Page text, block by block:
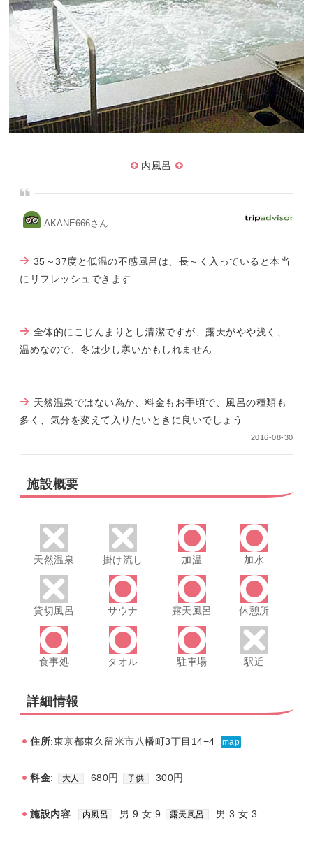
内風呂
AKANE666さん
35～37度と低温の不感風呂は、長～く入っていると本当
にリフレッシュできます
全体的にこじんまりとし清潔ですが、露天がやや浅く、
温めなので、冬は少し寒いかもしれません
天然温泉ではない為か、料金もお手頃で、風呂の種類も
多く、気分を変えて入りたいときに良いでしょう
2016-08-30
施設概要
天然温泉 掛け流し 加温 加水
貸切風呂 サウナ 露天風呂 休憩所
食事処 タオル 駐車場 駅近
詳細情報
住所:東京都東久留米市八幡町3丁目14−4 map
料金: 大人 680円 子供 300円
施設内容: 内風呂 男:9 女:9 露天風呂 男:3 女:3